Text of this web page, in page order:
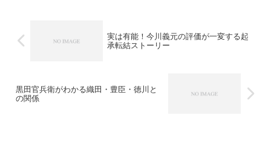
実は有能！今川義元の評価が一変する起
承転結ストーリー
黒田官兵衛がわかる織田・豊臣・徳川と
の関係